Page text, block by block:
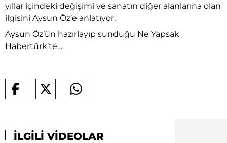
yıllar içindeki değişimi ve sanatın diğer alanlarına olan
ilgisini Aysun Öz’e anlatıyor.
Aysun Öz’ün hazırlayıp sunduğu Ne Yapsak
Habertürk’te…
İLGİLİ VİDEOLAR